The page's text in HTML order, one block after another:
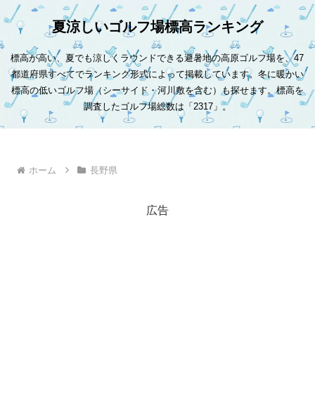
夏涼しいゴルフ場標高ランキング
標高が高い、夏でも涼しくラウンドできる避暑地の高原ゴルフ場を、47
都道府県すべてでランキング形式によって掲載しています。冬に暖かい
標高の低いゴルフ場（シーサイド・河川敷を含む）も探せます。標高を
調査したゴルフ場総数は「2317」。
ホーム 長野県
広告